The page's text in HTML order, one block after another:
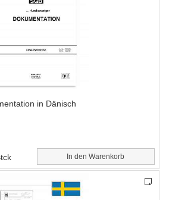
in Dänisch
In den Warenkorb